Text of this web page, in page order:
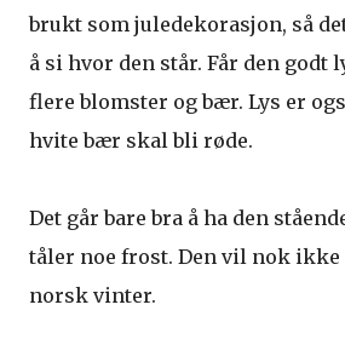
brukt som juledekorasjon, så
å si hvor den står. Får den godt
flere blomster og bær. Lys er
hvite bær skal bli røde.
Det går bare bra å ha den
tåler noe frost. Den vil nok ikke
norsk vinter.